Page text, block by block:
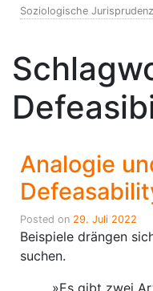
Soziologische
Analogie
Posted on 29. Juli 2022
Beispiele drängen
suchen.
»Es gibt zwei